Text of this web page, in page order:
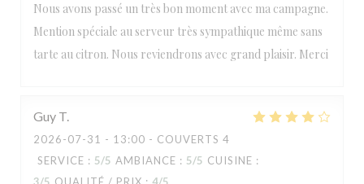
Nous avons passé un très bon moment avec ma campagne.
Mention spéciale au serveur très sympathique même sans
tarte au citron. Nous reviendrons avec grand plaisir. Merci
Guy T
2026-07-31 - 13:00 - COUVERTS 4
SERVICE : 5/5 AMBIANCE : 5/5 CUISINE :